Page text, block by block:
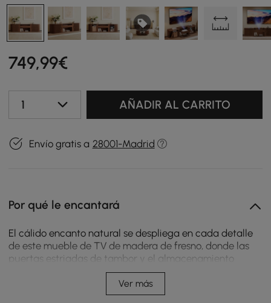
749,99€
1 AÑADIR AL CARRITO
Envío gratis a 28001-Madrid
Por qué le encantará
El cálido encanto natural se despliega en cada detalle
de este mueble de TV de madera de fresno, donde las
puertas estriadas de tambor y el almacenamiento
oculto combinan un estilo refinado con la función
cotidiana. Los amplios compartimentos y una
configuración dedicada para proyector elevan las
Ver más